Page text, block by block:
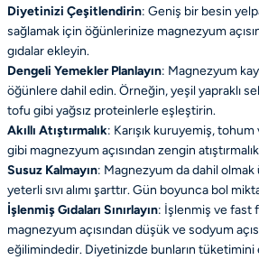
Diyetinizi Çeşitlendirin: Geniş bir besin
sağlamak için öğünlerinize magnezyum
gıdalar ekleyin.
Dengeli Yemekler Planlayın: Magnezyum
öğünlere dahil edin. Örneğin, yeşil yapraklı
tofu gibi yağsız proteinlerle eşleştirin.
Akıllı Atıştırmalık: Karışık kuruyemiş,
gibi magnezyum açısından zengin
Susuz Kalmayın: Magnezyum da dahil
yeterli sıvı alımı şarttır. Gün boyunca bol
İşlenmiş Gıdaları Sınırlayın: İşlenmiş ve fast
magnezyum açısından düşük ve sodyum
eğilimindedir. Diyetinizde bunların tüketimini